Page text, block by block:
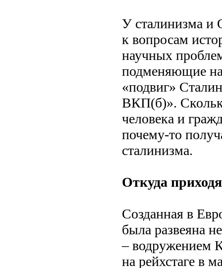
У сталинизма и
к вопросам
научных
подменяющие
«подвиг»
ВКП(б)».
человека и
почему-то
сталинизма.
Откуда
Созданная в
была развеяна
– водружением
на рейхстаге в